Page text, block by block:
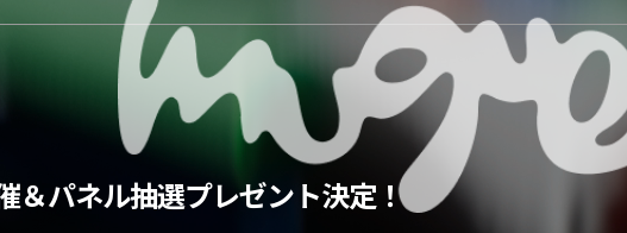
＆パネル抽選プレゼント決定！